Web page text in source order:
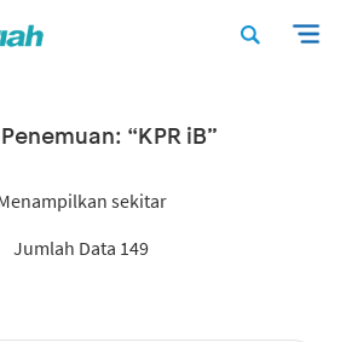
“KPR iB”
sekitar
Jumlah Data 149